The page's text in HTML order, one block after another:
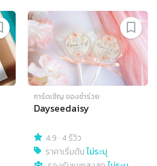
การ์ดเชิญ​ ของชำร่วย
Dayseedaisy
4.9 ·4 รีวิว
ราคาเริ่มต้นไม่ระบุ